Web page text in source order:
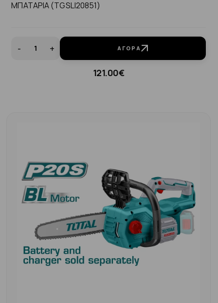
ΜΠΑΤΑΡΙΑ (TGSLI20851)
- + ΑΓΟΡΆ
121.00€